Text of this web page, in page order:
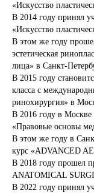
«Искусство
В 2014 году принял
«Искусство
В этом же году
эстетическая
лица» в Санкт-
В 2015 году
класса с
ринохирургия» в
В 2016 году в Москве
«Правовые основы
В этом же году в
курс «ADVANCED
В 2018 году прошел
ANATOMICAL
В 2022 году принял